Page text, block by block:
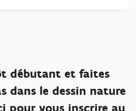
débutant et faites
dans le dessin nature
pour vous inscrire au